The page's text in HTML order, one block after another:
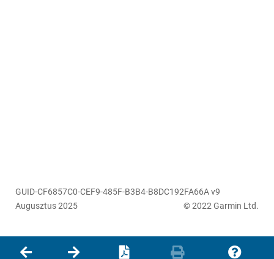
GUID-CF6857C0-CEF9-485F-B3B4-B8DC192FA66A v9
Augusztus 2025
© 2022 Garmin Ltd.